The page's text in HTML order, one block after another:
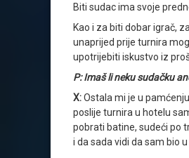
Biti sudac ima svoje
Kao i za biti dobar igrač,
unaprijed prije turnira
upotrijebiti iskustvo iz
P: Imaš li neku sudačku
X:Ostala mi je u
poslije turnira u hotelu
pobrati batine, sudeći po
i da sada vidi da sam bio